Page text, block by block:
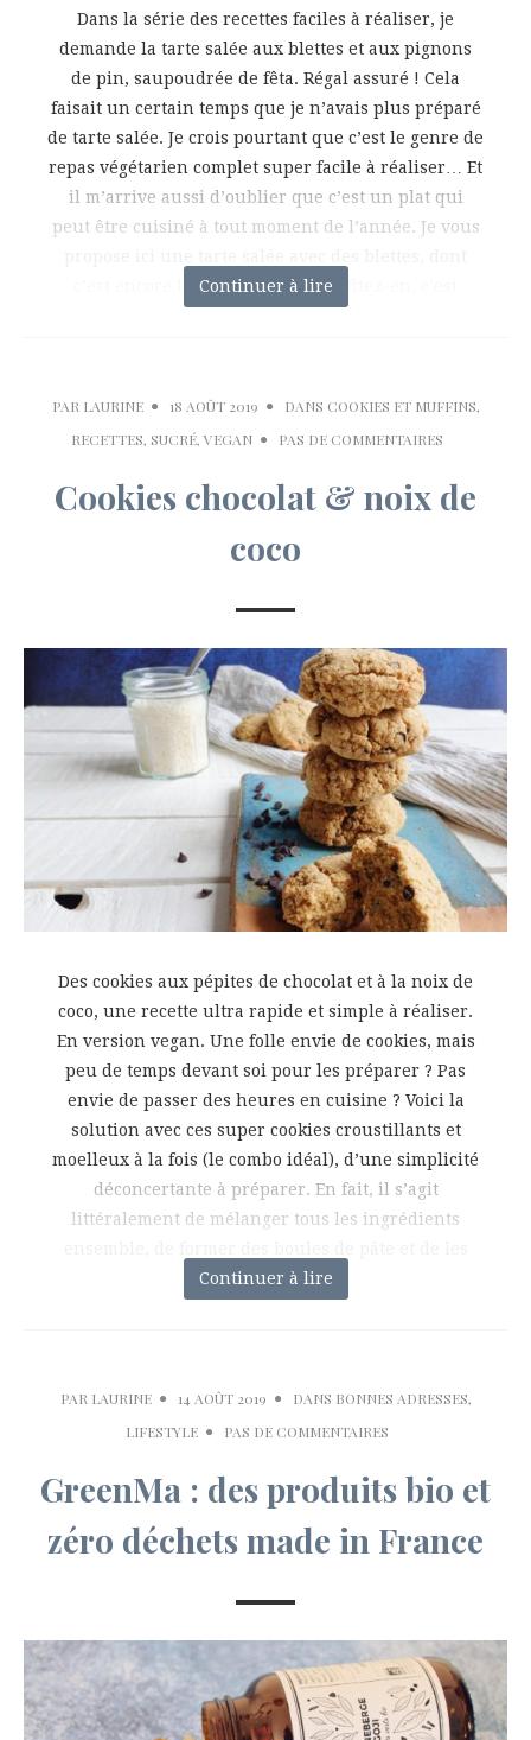
Dans la série des recettes faciles à réaliser, je
demande la tarte salée aux blettes et aux pignons
de pin, saupoudrée de fêta. Régal assuré ! Cela
faisait un certain temps que je n’avais plus préparé
de tarte salée. Je crois pourtant que c’est le genre de
repas végétarien complet super facile à réaliser… Et
il m’arrive aussi d’oublier que c’est un plat qui
peut être cuisiné à tout moment de l’année. Je vous
c’est encore la pleine saison. Profitez-en, c’est
Continuer à lire
PAR LAURINE 18 AOÛT 2019 DANS COOKIES ET MUFFINS,
RECETTES, SUCRÉ, VEGAN PAS DE COMMENTAIRES
Cookies chocolat & noix de
coco
Des cookies aux pépites de chocolat et à la noix de
coco, une recette ultra rapide et simple à réaliser.
En version vegan. Une folle envie de cookies, mais
peu de temps devant soi pour les préparer ? Pas
envie de passer des heures en cuisine ? Voici la
solution avec ces super cookies croustillants et
moelleux à la fois (le combo idéal), d’une simplicité
déconcertante à préparer. En fait, il s’agit
littéralement de mélanger tous les ingrédients
cuire moins
Continuer à lire
PAR LAURINE 14 AOÛT 2019 DANS BONNES ADRESSES,
LIFESTYLE
PAS DE COMMENTAIRES
GreenMa : des produits bio et
zéro déchets made in France